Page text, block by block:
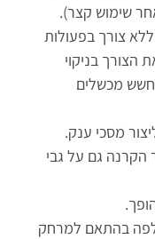
שימוש קצר).
עבודה ללא צורך בפעולות
הצורך בניקוי
חשש מכשלים
מסכי ענק.
הקרנה גם על גבי
בהתאם למרחק